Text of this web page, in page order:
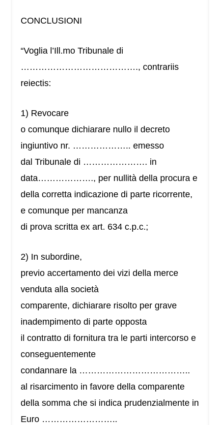
CONCLUSIONI
“Voglia l’Ill.mo Tribunale di
…………………………………., contrariis
reiectis:
1) Revocare
o comunque dichiarare nullo il decreto
ingiuntivo nr. ……………….. emesso
dal Tribunale di …………………. in
data………………., per nullità della procura e
della corretta indicazione di parte ricorrente,
e comunque per mancanza
di prova scritta ex art. 634 c.p.c.;
2) In subordine,
previo accertamento dei vizi della merce
venduta alla società
comparente, dichiarare risolto per grave
inadempimento di parte opposta
il contratto di fornitura tra le parti intercorso e
conseguentemente
condannare la ………………………………..
al risarcimento in favore della comparente
della somma che si indica prudenzialmente in
Euro ……………………..